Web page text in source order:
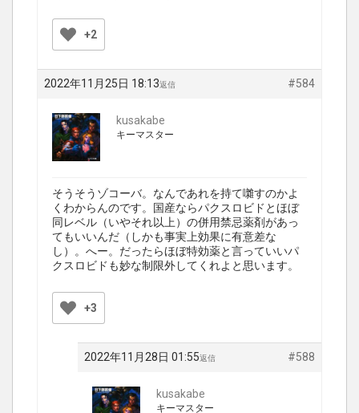
+2
2022年11月25日 18:13 #584
返信
kusakabe
キーマスター
そうそうゾコーバ。なんであれを持て囃すのかよ
くわからんのです。国産ならパクスロビドとほぼ
同レベル（いやそれ以上）の併用禁忌薬剤があっ
てもいいんだ（しかも事実上効果に有意差な
し）。へー。だったらほぼ特効薬と言っていいパ
クスロビドも妙な制限外してくれよと思います。
+3
2022年11月28日 01:55 #588
返信
kusakabe
キーマスター